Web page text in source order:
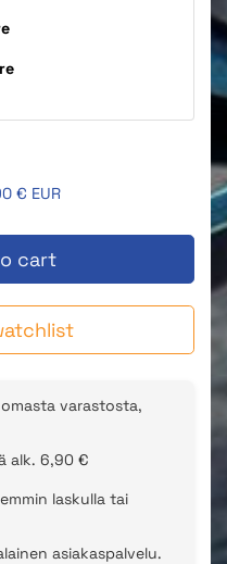
€ EUR
cart
varastosta,
alk. 6,90 €
laskulla tai
asiakaspalvelu.